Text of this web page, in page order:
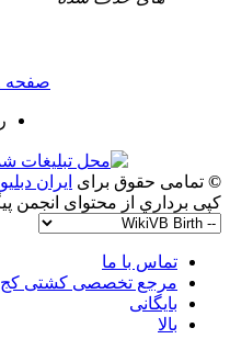
آخرین
دبلیو ای محفوظ بوده و هرگونه
قانونی دارد